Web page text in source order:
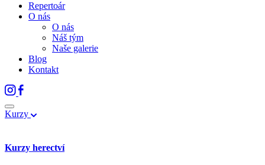
Repertoár
O nás
O nás
Náš tým
Naše galerie
Blog
Kontakt
Kurzy
Kurzy herectví